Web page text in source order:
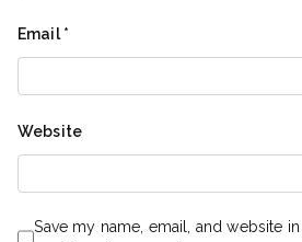
Email*
Website
Save my name, email, and website